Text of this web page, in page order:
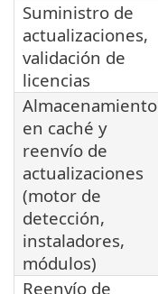
Suministro de
actualizaciones,
validación de
licencias
Almacenamiento
en caché y
reenvío de
actualizaciones
(motor de
detección,
instaladores,
módulos)
Reenvío de